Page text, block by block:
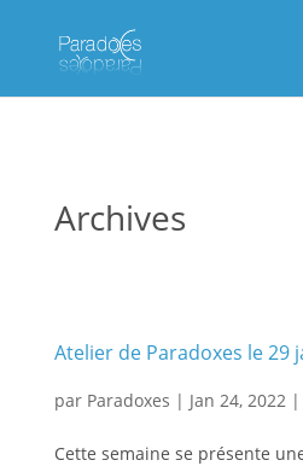
Archives
Atelier de Paradoxes le 29
par Paradoxes | Jan 24, 2022|
Cette semaine se présente